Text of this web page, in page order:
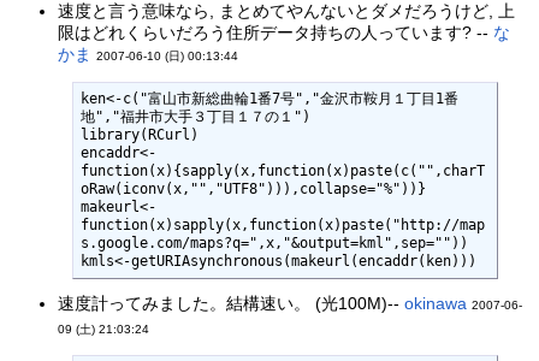
速度と言う意味なら, まとめてやんないとダメだろうけど, 上
限はどれくらいだろう住所データ持ちの人っています? -- な
かま
2007-06-10 (日) 00:13:44
ken<-c("富山市新総曲輪1番7号","金沢市鞍月１丁目1番
地","福井市大手３丁目１７の１")
library(RCurl)
encaddr<-
function(x){sapply(x,function(x)paste(c("",charT
oRaw(iconv(x,"","UTF8"))),collapse="%"))}
makeurl<-
function(x)sapply(x,function(x)paste("http://map
s.google.com/maps?q=",x,"&output=kml",sep=""))
kmls<-getURIAsynchronous(makeurl(encaddr(ken)))
速度計ってみました。結構速い。 (光100M)--okinawa 2007-06-
09 (土) 21:03:24